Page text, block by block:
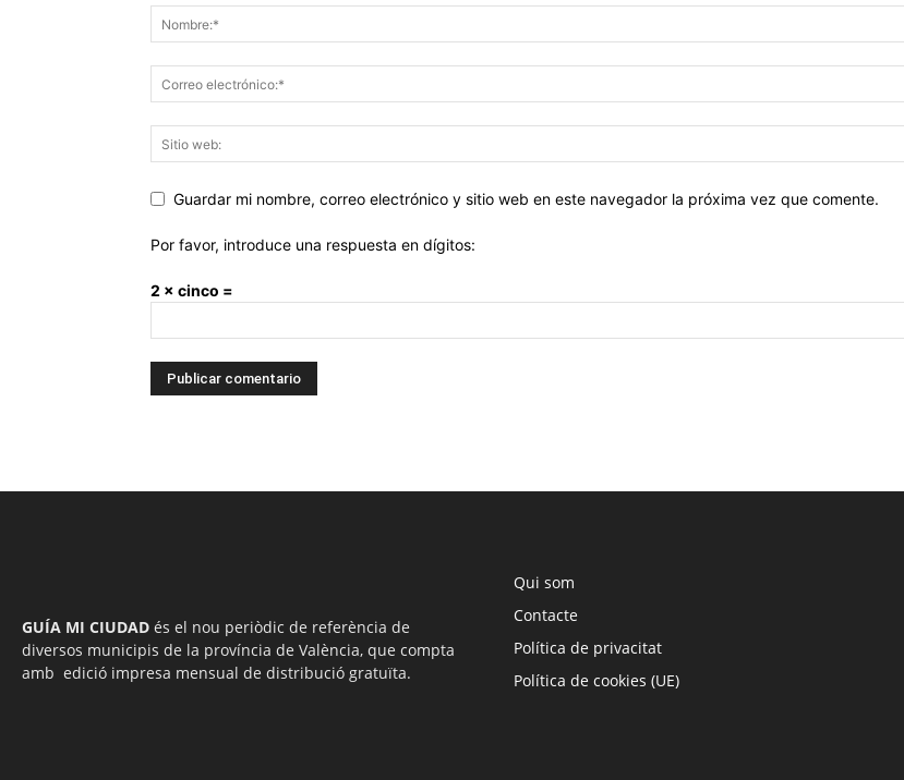
Guardar mi nombre, correo electrónico y sitio web en este navegador la próxima vez que comente.
Por favor, introduce una respuesta en dígitos:
2 × cinco =
GUÍA MI CIUDAD és el nou periòdic de referència de
diversos municipis de la província de València, que compta
amb edició impresa mensual de distribució gratuïta.
Qui som
Contacte
Política de privacitat
Política de cookies (UE)